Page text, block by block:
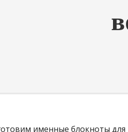
именные блокноты для